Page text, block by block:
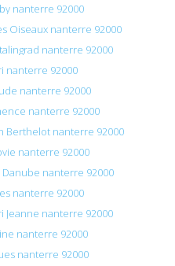
nanterre 92000
Oiseaux nanterre 92000
nanterre 92000
nanterre 92000
nanterre 92000
nanterre 92000
Berthelot nanterre 92000
nanterre 92000
nanterre 92000
nanterre 92000
Jeanne nanterre 92000
nanterre 92000
nanterre 92000